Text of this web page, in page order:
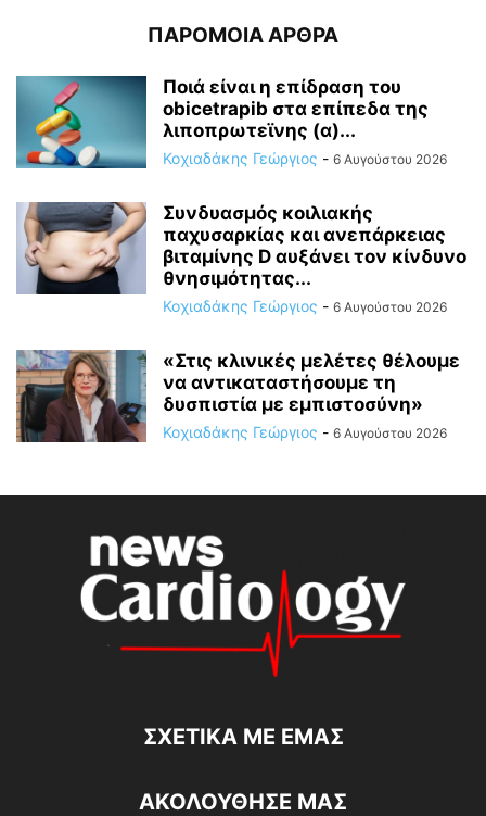
ΠΑΡΟΜΟΙΑ ΑΡΘΡΑ
Ποιά είναι η επίδραση του
obicetrapib στα επίπεδα της
λιποπρωτεϊνης (α)...
Κοχιαδάκης Γεώργιος - 6 Αυγούστου 2026
Συνδυασμός κοιλιακής
παχυσαρκίας και ανεπάρκειας
βιταμίνης D αυξάνει τον κίνδυνο
θνησιμότητας...
Κοχιαδάκης Γεώργιος - 6 Αυγούστου 2026
«Στις κλινικές μελέτες θέλουμε
να αντικαταστήσουμε τη
δυσπιστία με εμπιστοσύνη»
Κοχιαδάκης Γεώργιος - 6 Αυγούστου 2026
ΣΧΕΤΙΚΆ ΜΕ ΕΜΆΣ
ΑΚΟΛΟΥΘΗΣΕ ΜΑΣ